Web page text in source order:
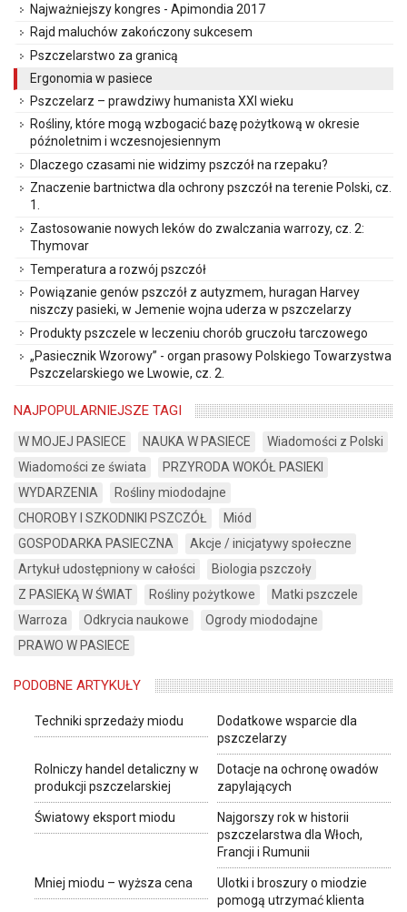
Najważniejszy kongres - Apimondia 2017
Rajd maluchów zakończony sukcesem
Pszczelarstwo za granicą
Ergonomia w pasiece
Pszczelarz – prawdziwy humanista XXI wieku
Rośliny, które mogą wzbogacić bazę pożytkową w okresie
późnoletnim i wczesnojesiennym
Dlaczego czasami nie widzimy pszczół na rzepaku?
Znaczenie bartnictwa dla ochrony pszczół na terenie Polski, cz.
1.
Zastosowanie nowych leków do zwalczania warrozy, cz. 2:
Thymovar
Temperatura a rozwój pszczół
Powiązanie genów pszczół z autyzmem, huragan Harvey
niszczy pasieki, w Jemenie wojna uderza w pszczelarzy
Produkty pszczele w leczeniu chorób gruczołu tarczowego
„Pasiecznik Wzorowy” - organ prasowy Polskiego Towarzystwa
Pszczelarskiego we Lwowie, cz. 2.
NAJPOPULARNIEJSZE TAGI
W MOJEJ PASIECE NAUKA W PASIECE
Wiadomości z Polski
Wiadomości ze świata
PRZYRODA WOKÓŁ PASIEKI
WYDARZENIA
Rośliny miododajne
CHOROBY I SZKODNIKI PSZCZÓŁ
Miód
GOSPODARKA PASIECZNA
Akcje / inicjatywy społeczne
Artykuł udostępniony w całości
Biologia pszczoły
Z PASIEKĄ W ŚWIAT
Rośliny pożytkowe
Matki pszczele
Warroza
Odkrycia naukowe
Ogrody miododajne
PRAWO W PASIECE
PODOBNE ARTYKUŁY
Techniki sprzedaży miodu
Dodatkowe wsparcie dla
pszczelarzy
Rolniczy handel detaliczny w
produkcji pszczelarskiej
Dotacje na ochronę owadów
zapylających
Światowy eksport miodu
Najgorszy rok w historii
pszczelarstwa dla Włoch,
Francji i Rumunii
Mniej miodu – wyższa cena
Ulotki i broszury o miodzie
pomogą utrzymać klienta